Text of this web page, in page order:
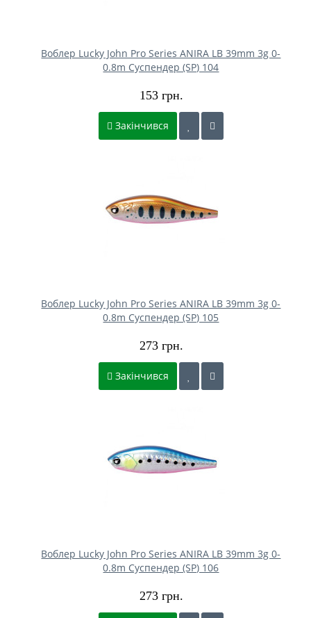
Воблер Lucky John Pro Series ANIRA LB 39mm 3g 0-
0.8m Cуспендер (SP) 104
153 грн.
Закінчився
Воблер Lucky John Pro Series ANIRA LB 39mm 3g 0-
0.8m Cуспендер (SP) 105
273 грн.
Закінчився
Воблер Lucky John Pro Series ANIRA LB 39mm 3g 0-
0.8m Cуспендер (SP) 106
273 грн.